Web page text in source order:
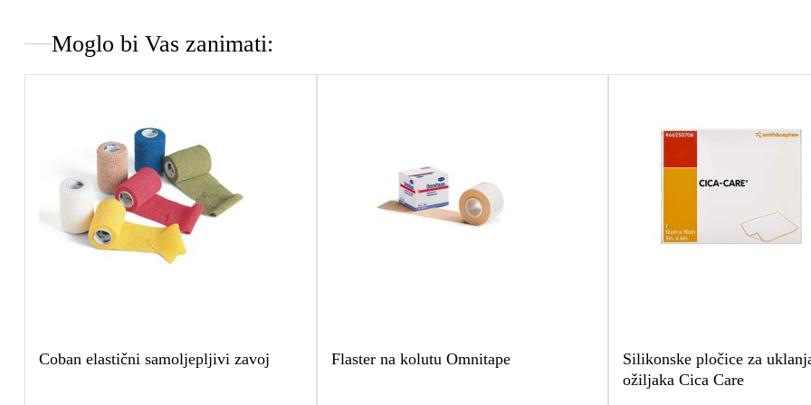
Moglo bi Vas zanimati:
Coban elastični samoljepljivi zavoj Flaster na kolutu Omnitape
Silikonske pločice za
ožiljaka Cica Care